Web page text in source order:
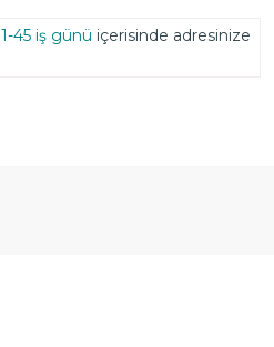
1-45 iş günü içerisinde adresinize